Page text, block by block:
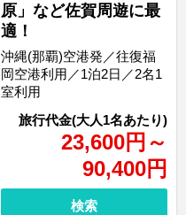
原」など佐賀周遊に最
適！
23,600円 ～
90,400円
沖縄(那覇)空港発／往復福
岡空港利用／1泊2日／2名1
室利用
検索